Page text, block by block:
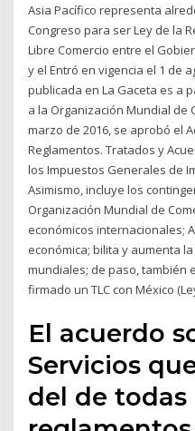
Asia Pacífico representa
Congreso para ser Ley de la
Libre Comercio entre el
y el Entró en vigencia el 1 de
publicada en La Gaceta es a
a la Organización Mundial de
marzo de 2016, se aprobó el
Reglamentos. Tratados y
los Impuestos Generales de
Asimismo, incluye los
Organización Mundial de
económicos internacionales;
económica; bilita y aumenta
mundiales; de paso, también
firmado un TLC con México
El acuerdo
Servicios
del de todas